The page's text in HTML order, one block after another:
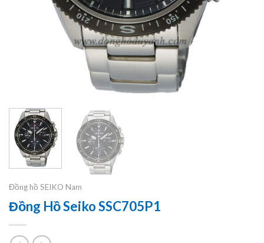
Đồng hồ SEIKO Nam
Đồng Hồ Seiko SSC705P1